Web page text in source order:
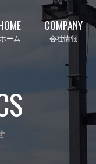
ホーム
COMPANY
会社情報